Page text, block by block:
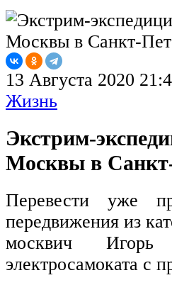
13 Августа 2020
Жизнь
Экстрим-
Москвы в
Перевести уже
передвижения из
москвич Игорь
электросамоката с